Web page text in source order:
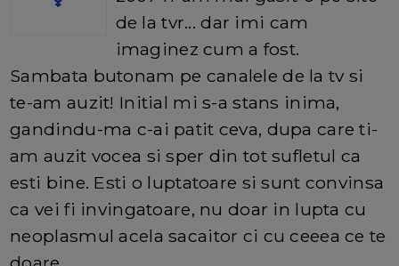
de la tvr... dar imi cam
imaginez cum a fost.
Sambata butonam pe canalele de la tv si
te-am auzit! Initial mi s-a stans inima,
gandindu-ma c-ai patit ceva, dupa care ti-
am auzit vocea si sper din tot sufletul ca
esti bine. Esti o luptatoare si sunt convinsa
ca vei fi invingatoare, nu doar in lupta cu
neoplasmul acela sacaitor ci cu ceeea ce te